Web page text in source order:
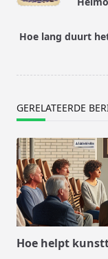
reader-
Hoe lang duurt
GERELATEERDE
Hoe helpt